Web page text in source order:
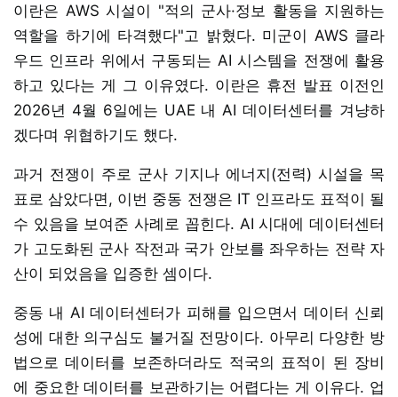
이란은 AWS 시설이 "적의 군사·정보 활동을 지원하는
역할을 하기에 타격했다"고 밝혔다. 미군이 AWS 클라
우드 인프라 위에서 구동되는 AI 시스템을 전쟁에 활용
하고 있다는 게 그 이유였다. 이란은 휴전 발표 이전인
2026년 4월 6일에는 UAE 내 AI 데이터센터를 겨냥하
겠다며 위협하기도 했다.
과거 전쟁이 주로 군사 기지나 에너지(전력) 시설을 목
표로 삼았다면, 이번 중동 전쟁은 IT 인프라도 표적이 될
수 있음을 보여준 사례로 꼽힌다. AI 시대에 데이터센터
가 고도화된 군사 작전과 국가 안보를 좌우하는 전략 자
산이 되었음을 입증한 셈이다.
중동 내 AI 데이터센터가 피해를 입으면서 데이터 신뢰
성에 대한 의구심도 불거질 전망이다. 아무리 다양한 방
법으로 데이터를 보존하더라도 적국의 표적이 된 장비
에 중요한 데이터를 보관하기는 어렵다는 게 이유다. 업